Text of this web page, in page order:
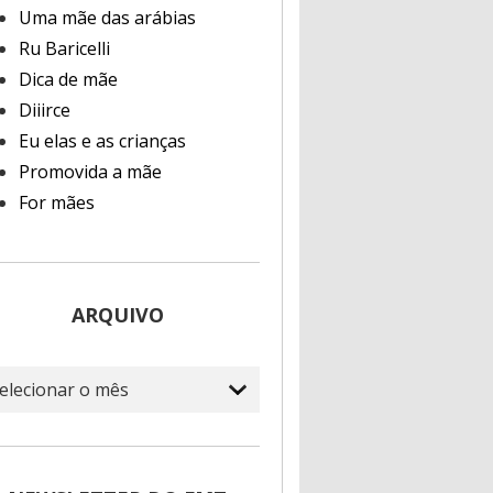
Uma mãe das arábias
Ru Baricelli
Dica de mãe
Diiirce
Eu elas e as crianças
Promovida a mãe
For mães
ARQUIVO